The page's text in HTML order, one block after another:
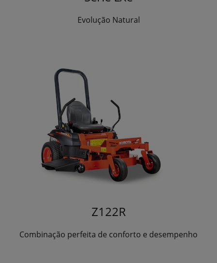
Evolução Natural
Z122R
Combinação perfeita de conforto e desempenho